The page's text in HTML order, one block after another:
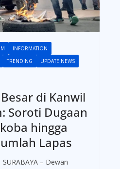
INFORMATION
TRENDING UPDATE NEWS
di Kanwil
Soroti Dugaan
hingga
Lapas
– Dewan